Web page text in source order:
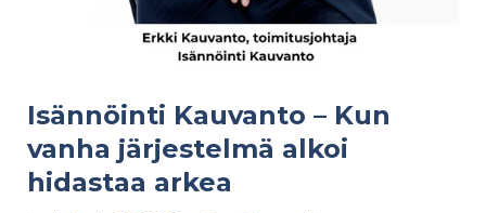
Isännöinti Kauvanto – Kun
vanha järjestelmä alkoi
hidastaa arkea